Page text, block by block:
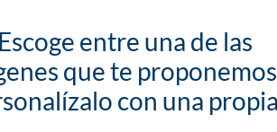
Escoge entre una de las
que te
con una